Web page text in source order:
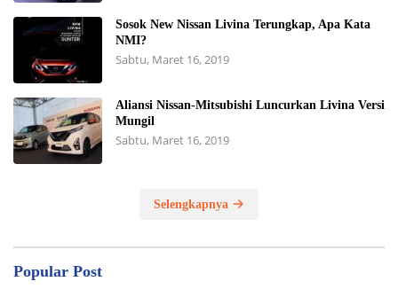
Sosok New Nissan Livina Terungkap, Apa Kata
NMI?
Sabtu, Maret 16, 2019
Aliansi Nissan-Mitsubishi Luncurkan Livina Versi
Mungil
Sabtu, Maret 16, 2019
Selengkapnya
Popular Post